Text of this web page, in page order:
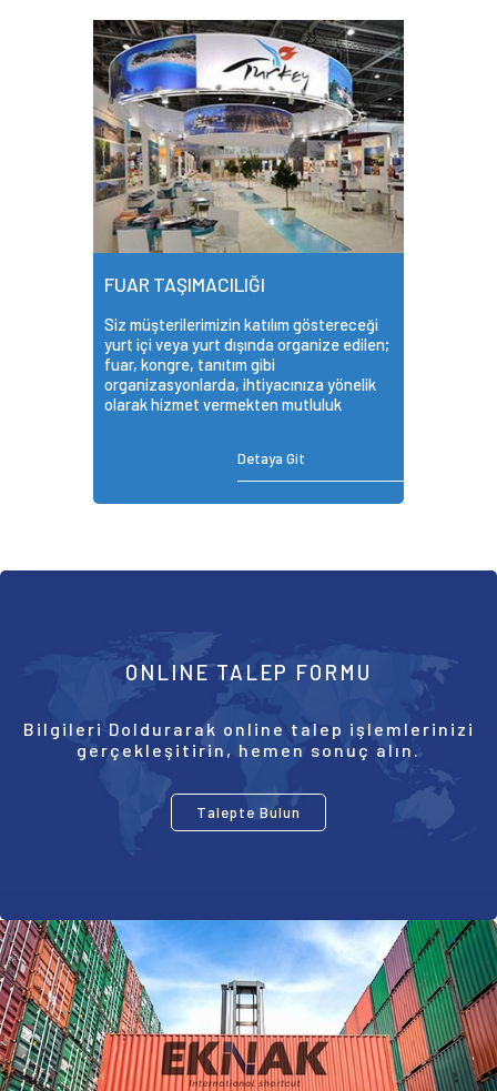
FUAR TAŞIMACILIĞI
Siz müşterilerimizin katılım göstereceği
yurt içi veya yurt dışında organize edilen;
fuar, kongre, tanıtım gibi
organizasyonlarda, ihtiyacınıza yönelik
olarak hizmet vermekten mutluluk
Detaya Git
ONLINE TALEP FORMU
Bilgileri Doldurarak online talep işlemlerinizi
gerçekleşitirin, hemen sonuç alın.
Talepte Bulun